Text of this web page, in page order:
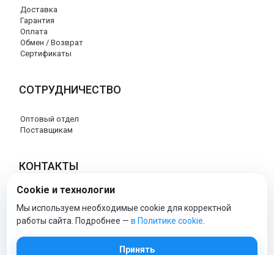
Доставка
Гарантия
Оплата
Обмен / Возврат
Сертификаты
СОТРУДНИЧЕСТВО
Оптовый отдел
Поставщикам
КОНТАКТЫ
8 (800) 707-76-34
info@esspero-market.ru
Cookie и технологии
Мы используем необходимые cookie для корректной
работы сайта. Подробнее — в Политике cookie
Принять